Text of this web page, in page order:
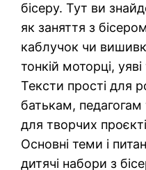
бісеру. Тут ви
як заняття з
каблучок чи
тонкій моторці,
Тексти прості для
батькам, педагогам
для творчих
Основні теми і
дитячі набори з